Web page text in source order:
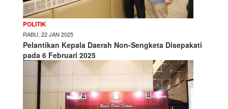
POLITIK
RABU, 22 JAN 2025
Pelantikan Kepala Daerah Non-Sengketa Disepakati
pada 6 Februari 2025